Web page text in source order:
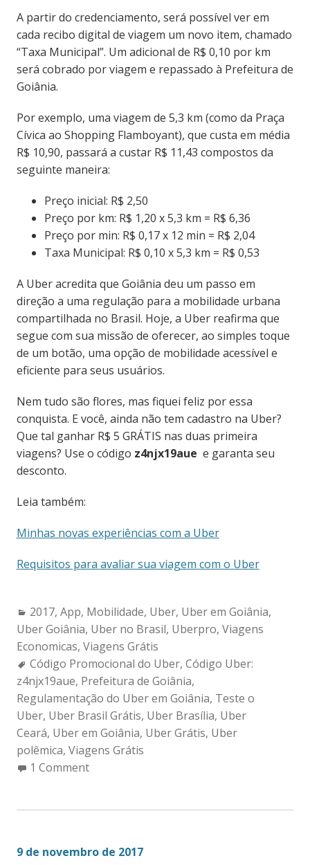
A partir do credenciamento, será possível ver em
cada recibo digital de viagem um novo item, chamado
“Taxa Municipal”. Um adicional de R$ 0,10 por km
será cobrado por viagem e repassado à Prefeitura de
Goiânia.
Por exemplo, uma viagem de 5,3 km (como da Praça
Cívica ao Shopping Flamboyant), que custa em média
R$ 10,90, passará a custar R$ 11,43 compostos da
seguinte maneira:
Preço inicial: R$ 2,50
Preço por km: R$ 1,20 x 5,3 km = R$ 6,36
Preço por min: R$ 0,17 x 12 min = R$ 2,04
Taxa Municipal: R$ 0,10 x 5,3 km = R$ 0,53
A Uber acredita que Goiânia deu um passo em
direção a uma regulação para a mobilidade urbana
compartilhada no Brasil. Hoje, a Uber reafirma que
segue com sua missão de oferecer, ao simples toque
de um botão, uma opção de mobilidade acessível e
eficiente para seus usuários.
Nem tudo são flores, mas fiquei feliz por essa
conquista. E você, ainda não tem cadastro na Uber?
Que tal ganhar R$ 5 GRÁTIS nas duas primeira
viagens? Use o código z4njx19aue e garanta seu
desconto.
Leia também:
Minhas novas experiências com a Uber
Requisitos para avaliar sua viagem com o Uber
Categories:
2017, App, Mobilidade, Uber, Uber em Goiânia,
Uber Goiânia, Uber no Brasil, Uberpro, Viagens
Economicas, Viagens Grátis
Tags:
Código Promocional do Uber, Código Uber:
z4njx19aue, Prefeitura de Goiânia,
Regulamentação do Uber em Goiânia, Teste o
Uber, Uber Brasil Grátis, Uber Brasília, Uber
Ceará, Uber em Goiânia, Uber Grátis, Uber
polêmica, Viagens Grátis
1 Comment
9 de novembro de 2017